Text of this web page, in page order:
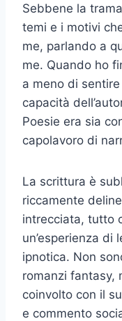
Sebbene la
temi e i motivi
me, parlando a
me. Quando ho
a meno di
capacità
Poesie era sia
capolavoro di
La scrittura è
riccamente
intrecciata, tutto
un’esperienza di
ipnotica. Non
romanzi fantasy,
coinvolto con il
e commento